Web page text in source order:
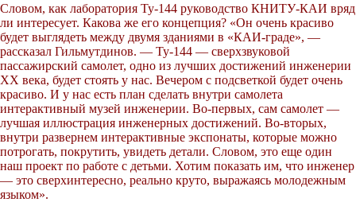
Словом, как лаборатория Ту-144 руководство КНИТУ-КАИ вряд
ли интересует. Какова же его концепция? «Он очень красиво
будет выглядеть между двумя зданиями в «КАИ-граде», —
рассказал Гильмутдинов. — Ту-144 — сверхзвуковой
пассажирский самолет, одно из лучших достижений инженерии
ХХ века, будет стоять у нас. Вечером с подсветкой будет очень
красиво. И у нас есть план сделать внутри самолета
интерактивный музей инженерии. Во-первых, сам самолет —
лучшая иллюстрация инженерных достижений. Во-вторых,
внутри развернем интерактивные экспонаты, которые можно
потрогать, покрутить, увидеть детали. Словом, это еще один
наш проект по работе с детьми. Хотим показать им, что инженер
— это сверхинтересно, реально круто, выражаясь молодежным
языком».